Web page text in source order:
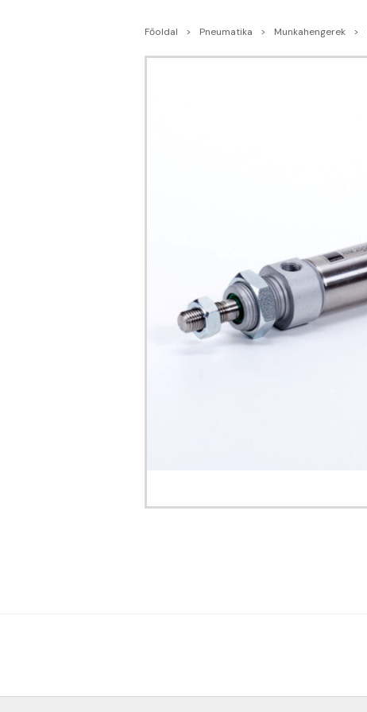
Főoldal Pneumatika Munkahengerek